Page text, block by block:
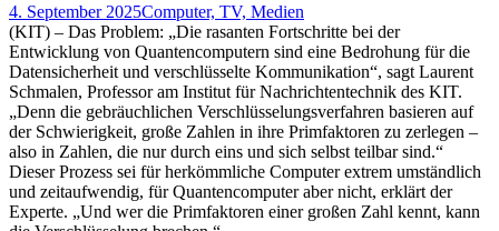
4. September 2025Computer, TV, Medien
(KIT) – Das Problem: „Die rasanten Fortschritte bei der
Entwicklung von Quantencomputern sind eine Bedrohung für die
Datensicherheit und verschlüsselte Kommunikation“, sagt Laurent
Schmalen, Professor am Institut für Nachrichtentechnik des KIT.
„Denn die gebräuchlichen Verschlüsselungsverfahren basieren auf
der Schwierigkeit, große Zahlen in ihre Primfaktoren zu zerlegen –
also in Zahlen, die nur durch eins und sich selbst teilbar sind.“
Dieser Prozess sei für herkömmliche Computer extrem umständlich
und zeitaufwendig, für Quantencomputer aber nicht, erklärt der
Experte. „Und wer die Primfaktoren einer großen Zahl kennt, kann